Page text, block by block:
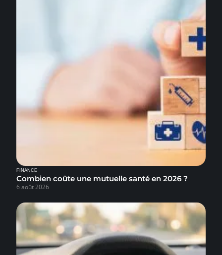
FINANCE
Combien coûte une mutuelle santé en 2026 ?
6 août 2026